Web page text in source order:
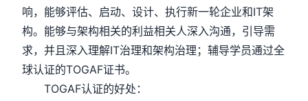
响，能够评估、启动、设计、执行新一轮企业和IT架
构。能够与架构相关的利益相关人深入沟通，引导需
求，并且深入理解IT治理和架构治理；辅导学员通过全
球认证的TOGAF证书。
TOGAF认证的好处：